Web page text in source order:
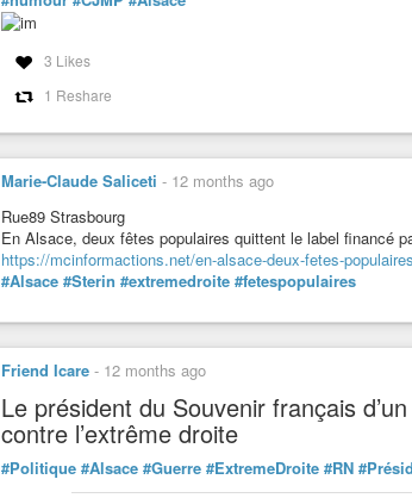
3 Likes
1 Reshare
Marie-Claude Saliceti - 12 months ago
Rue89 Strasbourg
En Alsace, deux fêtes populaires quittent le label financé
https://mcinformactions.net/en-alsace-deux-fetes-
#Alsace #Sterin #extremedroite #fetespopulaires
Friend Icare - 12 months ago
Le président du Souvenir français
contre l’extrême droite
#Politique #Alsace #Guerre #ExtremeDroite #RN